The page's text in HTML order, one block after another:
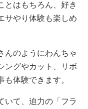
とはもちろん、好き
サやり体験も楽しめ
んのようにわんちゃ
ングやカット、リボ
体験できます。
いて、迫力の「フラ